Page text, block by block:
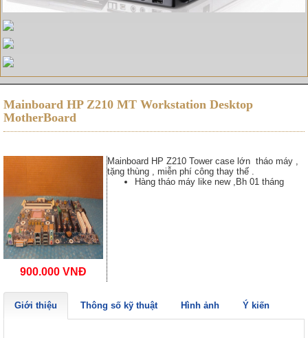
Mainboard HP Z210 MT Workstation Desktop
MotherBoard
900.000 VNĐ
Mainboard HP Z210 Tower case lớn tháo máy ,
tặng thùng , miễn phí công thay thế .
Hàng tháo máy like new ,Bh 01 tháng
Giới thiệu Thông số kỹ thuật Hình ảnh Ý kiến